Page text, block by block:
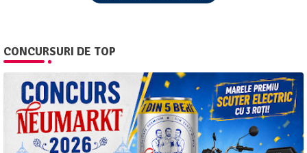
CONCURSURI DE TOP